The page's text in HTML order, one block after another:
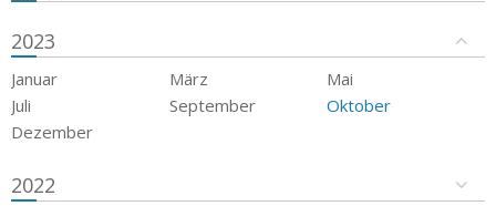
2023
Januar März
Mai
Juli
September
Oktober
Dezember
2022